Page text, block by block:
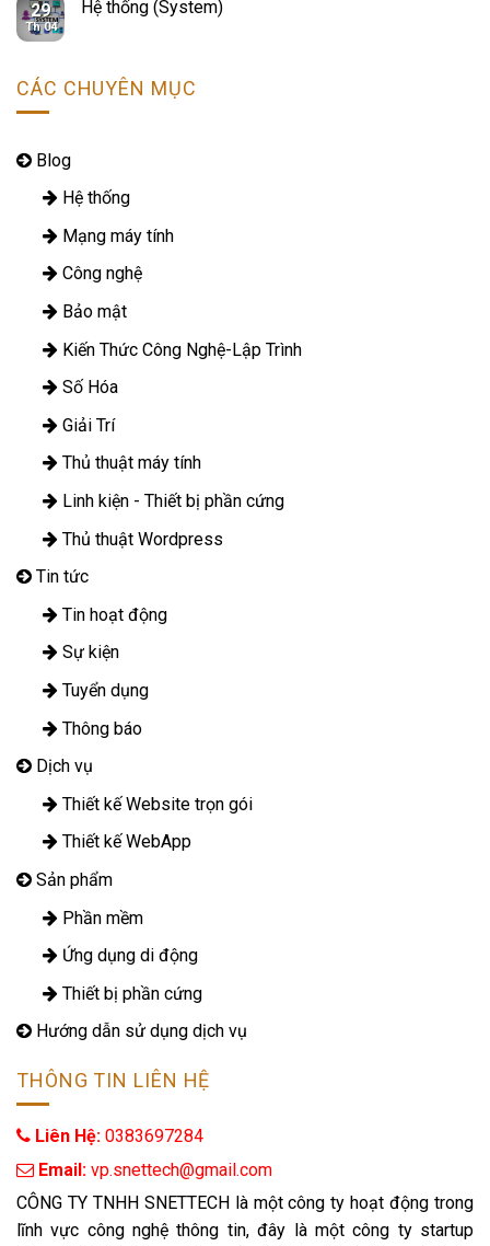
29
Th 04
Hệ thống (System)
CÁC CHUYÊN MỤC
Blog
Hệ thống
Mạng máy tính
Công nghệ
Bảo mật
Kiến Thức Công Nghệ-Lập Trình
Số Hóa
Giải Trí
Thủ thuật máy tính
Linh kiện - Thiết bị phần cứng
Thủ thuật Wordpress
Tin tức
Tin hoạt động
Sự kiện
Tuyển dụng
Thông báo
Dịch vụ
Thiết kế Website trọn gói
Thiết kế WebApp
Sản phẩm
Phần mềm
Ứng dụng di động
Thiết bị phần cứng
Hướng dẫn sử dụng dịch vụ
THÔNG TIN LIÊN HỆ
Liên Hệ: 0383697284
Email: vp.snettech@gmail.com
CÔNG TY TNHH SNETTECH là một công ty hoạt động trong
lĩnh vực công nghệ thông tin, đây là một công ty startup